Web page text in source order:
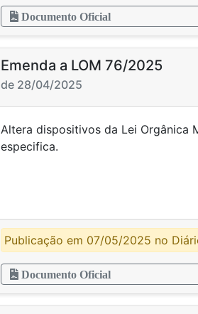
Documento Oficial
Emenda a LOM 76/2025
de 28/04/2025
Altera dispositivos da Lei Orgânica
Publicação em 07/05/2025 no
Documento Oficial